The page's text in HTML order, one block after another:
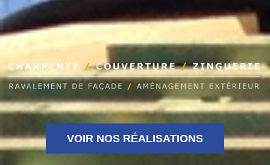
VOIR NOS RÉALISATIONS